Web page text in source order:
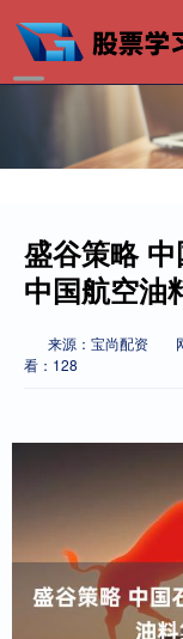
盛谷策略
中国航空油
来源：宝尚配资
看：128